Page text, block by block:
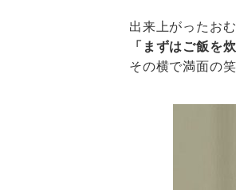
出来上がったお
「まずはご飯を
その横で満面の